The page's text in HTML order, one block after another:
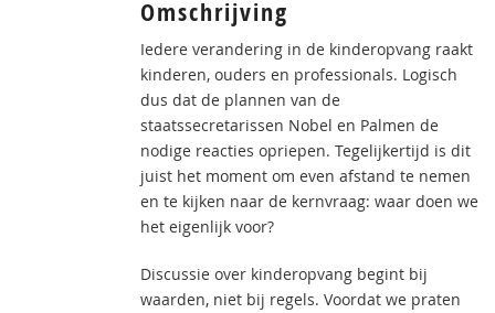
Omschrijving
Iedere verandering in de kinderopvang raakt
kinderen, ouders en professionals. Logisch
dus dat de plannen van de
staatssecretarissen Nobel en Palmen de
nodige reacties opriepen. Tegelijkertijd is dit
juist het moment om even afstand te nemen
en te kijken naar de kernvraag: waar doen we
het eigenlijk voor?
Discussie over kinderopvang begint bij
waarden, niet bij regels. Voordat we praten